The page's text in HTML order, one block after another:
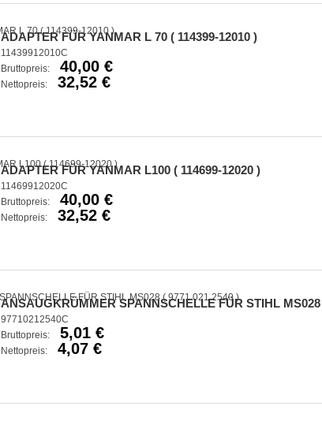
ADAPTER FÜR YANMAR L 70 ( 114399-12010 )
11439912010C
Bruttopreis:
40,00 €
Nettopreis: 32,52 €
ADAPTER FÜR YANMAR L100 ( 114699-12020 )
11469912020C
Bruttopreis:
40,00 €
Nettopreis: 32,52 €
ANSAUGKRÜMMER SPANNSCHELLE FÜR STIHL MS028
97710212540C
Bruttopreis:
5,01 €
Nettopreis: 4,07 €